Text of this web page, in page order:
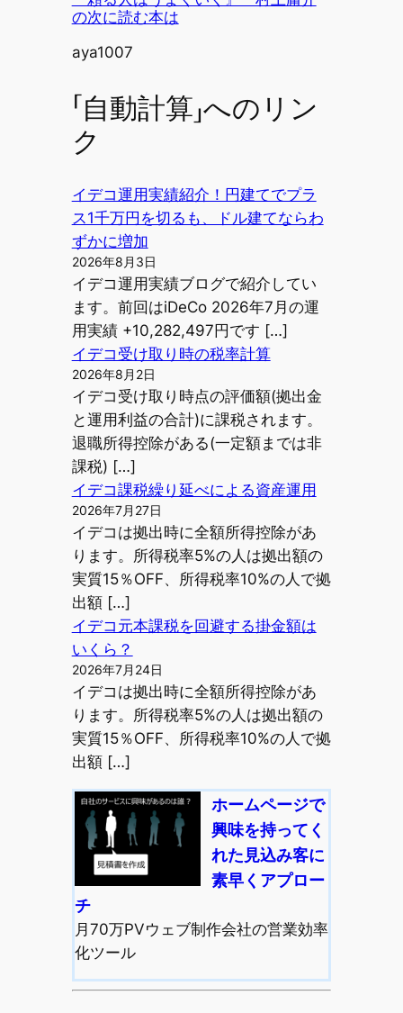
の次に読む本は
投稿者
aya1007
「自動計算」へのリン
ク
イデコ運用実績紹介！円建てでプラ
ス1千万円を切るも、ドル建てならわ
ずかに増加
2026年8月3日
イデコ運用実績ブログで紹介してい
ます。前回はiDeCo 2026年7月の運
用実績 +10,282,497円です […]
イデコ受け取り時の税率計算
2026年8月2日
イデコ受け取り時点の評価額(拠出金
と運用利益の合計)に課税されます。
退職所得控除がある(一定額までは非
課税) […]
イデコ課税繰り延べによる資産運用
2026年7月27日
イデコは拠出時に全額所得控除があ
ります。所得税率5%の人は拠出額の
実質15％OFF、所得税率10%の人で拠
出額 […]
イデコ元本課税を回避する掛金額は
いくら？
2026年7月24日
イデコは拠出時に全額所得控除があ
ります。所得税率5%の人は拠出額の
実質15％OFF、所得税率10%の人で拠
出額 […]
ホームページで
興味を持ってく
れた見込み客に
素早くアプロー
チ
月70万PVウェブ制作会社の営業効率
化ツール